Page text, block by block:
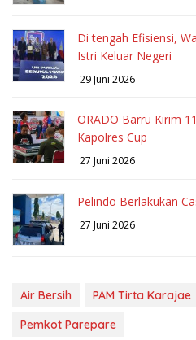
Di tengah Efisiensi,
Istri Keluar Negeri
29 Juni 2026
ORADO Barru Kirim
Kapolres Cup
27 Juni 2026
Pelindo Berlakukan
27 Juni 2026
Air Bersih PAM Tirta Karajae
Pemkot Parepare